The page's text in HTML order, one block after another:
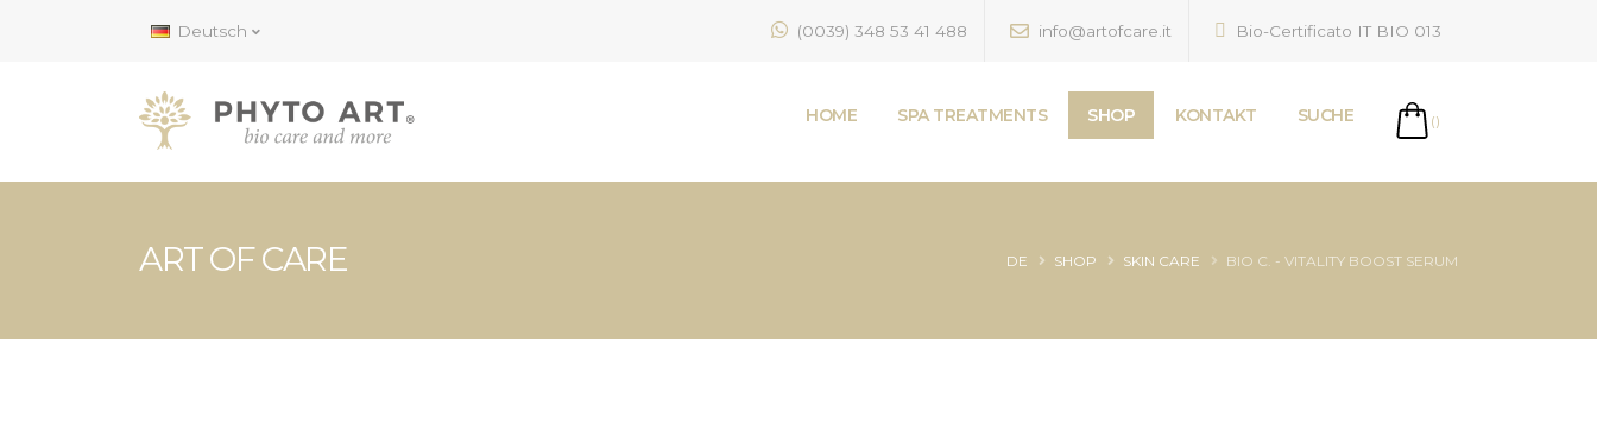
Deutsch (0039) 348 53 41 488 info@artofcare.it Bio-Certificato IT BIO 013
HOME SPA TREATMENTS SHOP KONTAKT SUCHE ()
ART OF CARE DE SHOP SKIN CARE BIO C. - VITALITY BOOST SERUM